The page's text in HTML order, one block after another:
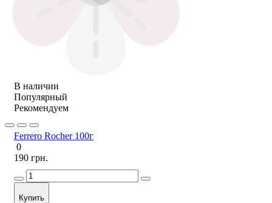
В наличии
Популярный
Рекомендуем
Ferrero Rocher 100г
0
190 грн.
Купить